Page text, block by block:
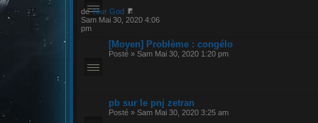
deYour God
Sam Mai 30, 2020 4:06
pm
[Moyen] Problème : congélo
Posté » Sam Mai 30, 2020 1:20 pm
pb sur le pnj zetran
Posté » Sam Mai 30, 2020 3:25 am